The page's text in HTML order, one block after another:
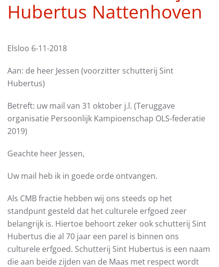
Hubertus Nattenhoven
Elsloo 6-11-2018
Aan: de heer Jessen (voorzitter schutterij Sint
Hubertus)
Betreft: uw mail van 31 oktober j.l. (Teruggave
organisatie Persoonlijk Kampioenschap OLS-federatie
2019)
Geachte heer Jessen,
Uw mail heb ik in goede orde ontvangen.
Als CMB fractie hebben wij ons steeds op het
standpunt gesteld dat het culturele erfgoed zeer
belangrijk is. Hiertoe behoort zeker ook schutterij Sint
Hubertus die al 70 jaar een parel is binnen ons
culturele erfgoed. Schutterij Sint Hubertus is een naam
die aan beide zijden van de Maas met respect wordt